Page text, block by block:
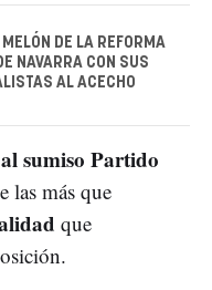
DE LA REFORMA
NAVARRA CON SUS
AL ACECHO
sumiso Partido
las más que
que